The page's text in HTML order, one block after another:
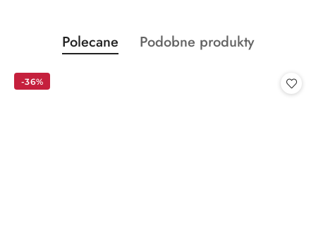
Pomiń karuzelę produktów
Produkty
o
Polecane
Produkty
Podobne produkty
-36%